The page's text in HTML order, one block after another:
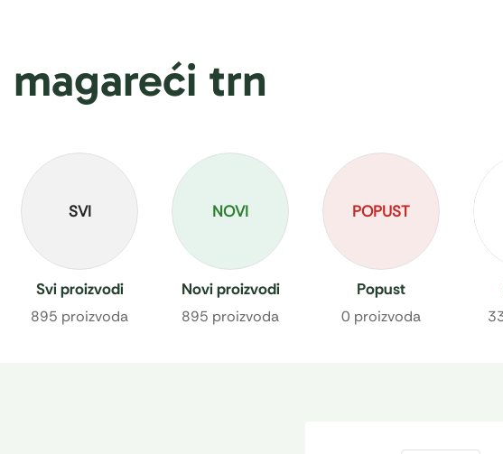
magareći trn
SVI
Svi proizvodi
895 proizvoda
NOVI
Novi proizvodi
895 proizvoda
POPUST
Popust
0 proizvoda